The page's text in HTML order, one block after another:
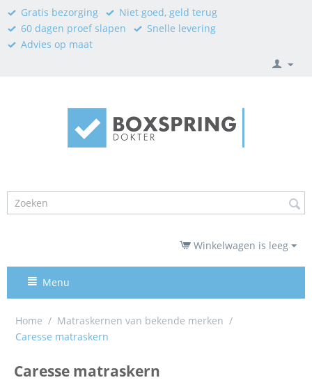
Gratis bezorging
Niet goed, geld terug
60 dagen proef slapen
Snelle levering
Advies op maat
Winkelwagen is leeg
Menu
Home / Matraskernen van bekende merken /
Caresse matraskern
Caresse matraskern